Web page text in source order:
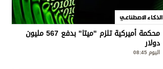
الذكاء الاصطناعي
محكمة أميركية تلزم "ميتا" بدفع 567 مليون
دولار
اليوم 08:45